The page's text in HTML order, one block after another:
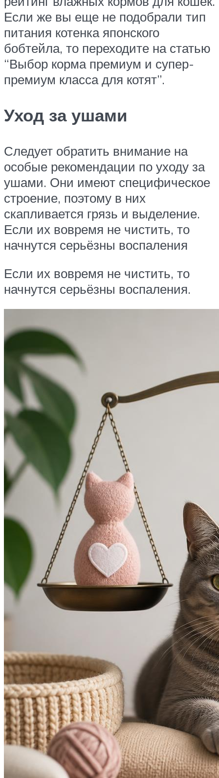
Если же вы еще не подобрали тип
питания котенка японского
бобтейла, то переходите на статью
“Выбор корма премиум и супер-
премиум класса для котят”.
Уход за ушами
Следует обратить внимание на
особые рекомендации по уходу за
ушами. Они имеют специфическое
строение, поэтому в них
скапливается грязь и выделение.
Если их вовремя не чистить, то
начнутся серьёзны воспаления
Если их вовремя не чистить, то
начнутся серьёзны воспаления.